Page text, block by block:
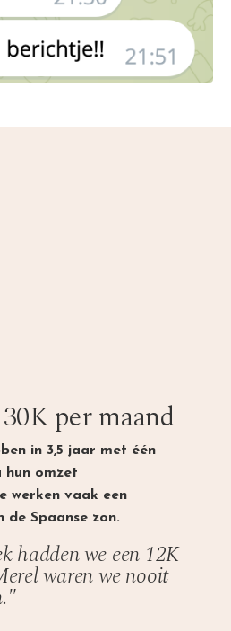
per maand
in 3,5 jaar met één
hun omzet
werken vaak een
de Spaanse zon.
hadden we een 12K
waren we nooit